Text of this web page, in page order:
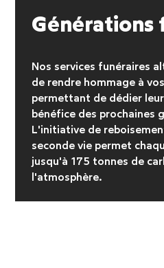
Générations
Nos services funéraires
de rendre hommage à
permettant de dédier
bénéfice des prochaines
L'initiative de
seconde vie permet
jusqu'à 175 tonnes de
l'atmosphère.